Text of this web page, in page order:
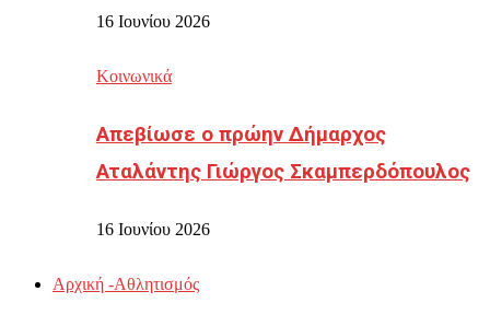
16 Ιουνίου 2026
Κοινωνικά
Απεβίωσε ο πρώην Δήμαρχος
Αταλάντης Γιώργος Σκαμπερδόπουλος
16 Ιουνίου 2026
Αρχική -Αθλητισμός